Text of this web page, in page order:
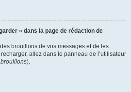
» dans la page de rédaction de
brouillons de vos messages et de les
allez dans le panneau de l’utilisateur
).